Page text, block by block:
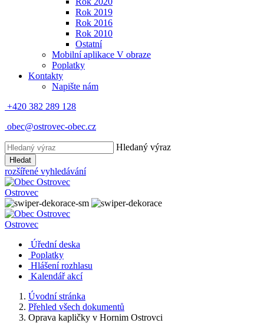
Rok 2019
Rok 2016
Rok 2010
Ostatní
Mobilní aplikace V obraze
Poplatky
Kontakty
Napište nám
+420 382 289 128
obec@ostrovec-obec.cz
Hledaný výraz
Hledat
rozšířené vyhledávání
Ostrovec
Ostrovec
Úřední deska
Poplatky
Hlášení rozhlasu
Kalendář akcí
Úvodní stránka
Přehled všech dokumentů
Oprava kapličky v Hornim Ostrovci